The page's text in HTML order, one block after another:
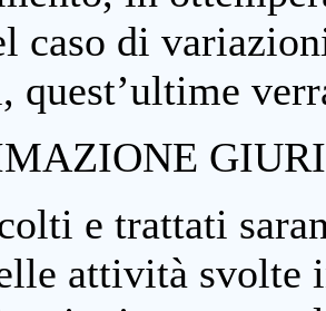
caso di
quest’ultime
e trattati
attività svolte